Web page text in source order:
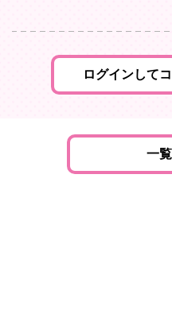
ログインして
一